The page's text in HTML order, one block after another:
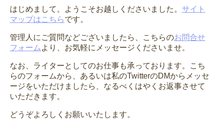
はじめまして。ようこそお越しくださいました。 サイト
マップはこちらです。
管理人にご質問などございましたら、こちらのお問合せ
フォーム より、お気軽にメッセージくださいませ。
なお、ライターとしてのお仕事も承っております。こち
らのフォームから、あるいは私のTwitterのDMからメッセ
ージをいただけましたら、なるべくはやくお返事させて
いただきます。
どうぞよろしくお願いいたします。